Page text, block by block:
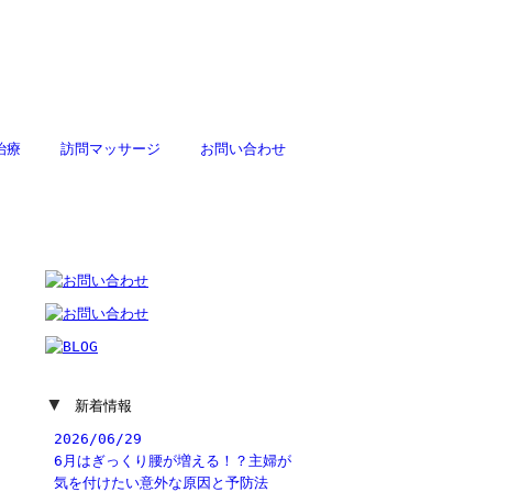
療 訪問マッサージ お問い合わせ
▼ 新着情報
2026/06/29
6月はぎっくり腰が増える！？主婦が
気を付けたい意外な原因と予防法